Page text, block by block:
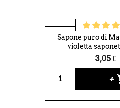
Sapone puro di
violetta
3,05 €
+